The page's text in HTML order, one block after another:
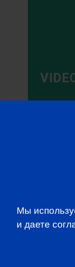
to
Мы
и даете